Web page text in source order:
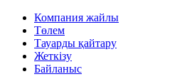
Компания жайлы
Төлем
Тауарды қайтару
Жеткізу
Байланыс